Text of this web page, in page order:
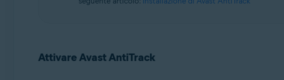
Attivare Avast AntiTrack